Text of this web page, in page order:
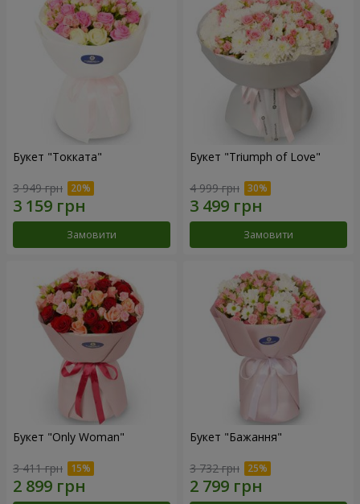
Букет "Токката"
3 949 грн
Замовити
Букет "Triumph of Love"
4 999 грн
Замовити
Букет "Only Woman"
3 411 грн
Букет "Бажання"
3 732 грн